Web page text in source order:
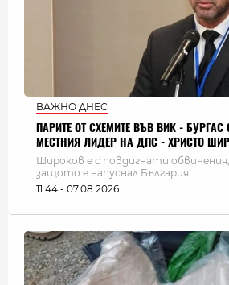
ВАЖНО ДНЕС
ПАРИТЕ ОТ СХЕМИТЕ ВЪВ ВИК -
МЕСТНИЯ ЛИДЕР НА ДПС - ХРИСТО
Широков е с повдигнати обвинения,
защото е напуснал България
11:44 - 07.08.2026